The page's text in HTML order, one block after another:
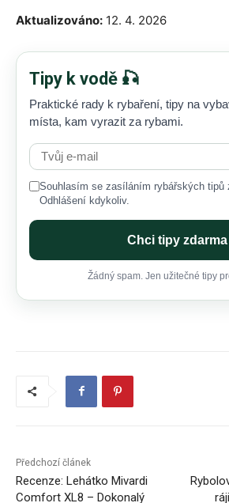
Aktualizováno: 12. 4. 2026
Tipy k vodě 🎣
Praktické rady k rybaření, tipy na
místa, kam vyrazit za rybami.
Souhlasím se zasíláním rybářských tipů
Odhlášení kdykoliv.
Chci tipy zdarma
Žádný spam. Jen užitečné tipy
Předchozí článek
Recenze: Lehátko Mivardi
Comfort XL8 – Dokonalý